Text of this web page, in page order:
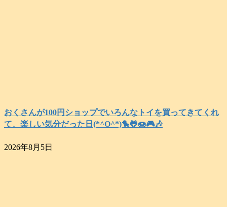
おくさんが100円ショップでいろんなトイを買ってきてくれ
て、楽しい気分だった日(*^O^*)🐤🐸🍩🎮️🎶
2026年8月5日